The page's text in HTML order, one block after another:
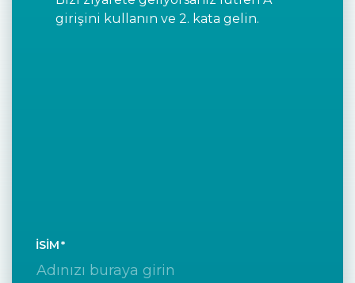
girişini kullanın ve 2. kata gelin.
İSIM